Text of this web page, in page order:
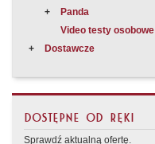
Panda
Video testy osobowe
Dostawcze
DOSTĘPNE OD RĘKI
Sprawdź aktualną ofertę.